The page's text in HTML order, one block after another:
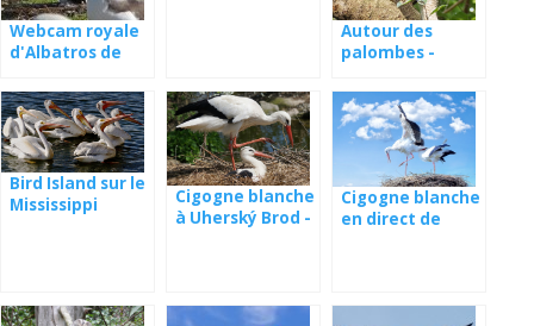
Webcam royale
d'Albatros de
Autour des
palombes -
Lettonie
Bird Island sur le
Mississippi
Cigogne blanche
à Uherský Brod -
Cigogne blanche
en direct de